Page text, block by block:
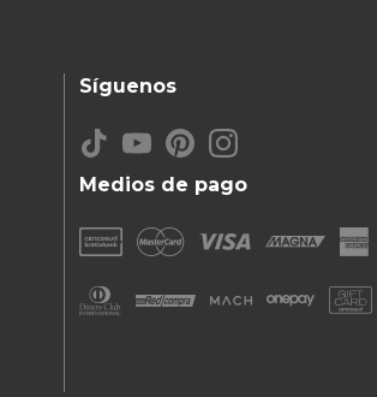
Medios de pago
Síguenos